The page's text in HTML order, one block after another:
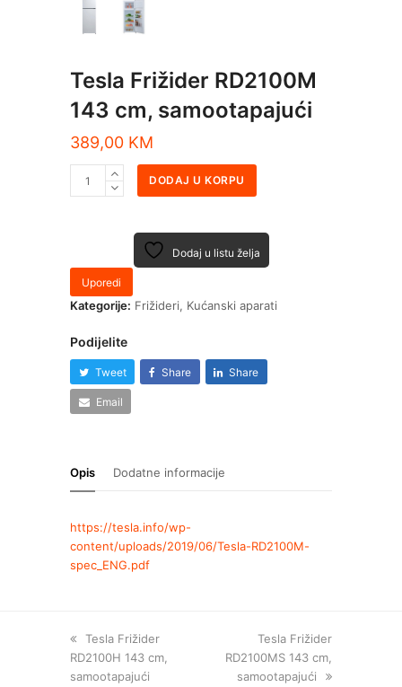
Tesla Frižider RD2100M
143 cm, samootapajući
389,00 KM
DODAJ U KORPU
Dodaj u listu želja
Uporedi
Kategorije: Frižideri, Kućanski aparati
Podijelite
Tweet Share Share
Email
Opis Dodatne informacije
https://tesla.info/wp-
content/uploads/2019/06/Tesla-RD2100M-
spec_ENG.pdf
Tesla Frižider
RD2100H 143 cm,
samootapajući
Tesla Frižider
RD2100MS 143 cm,
samootapajući